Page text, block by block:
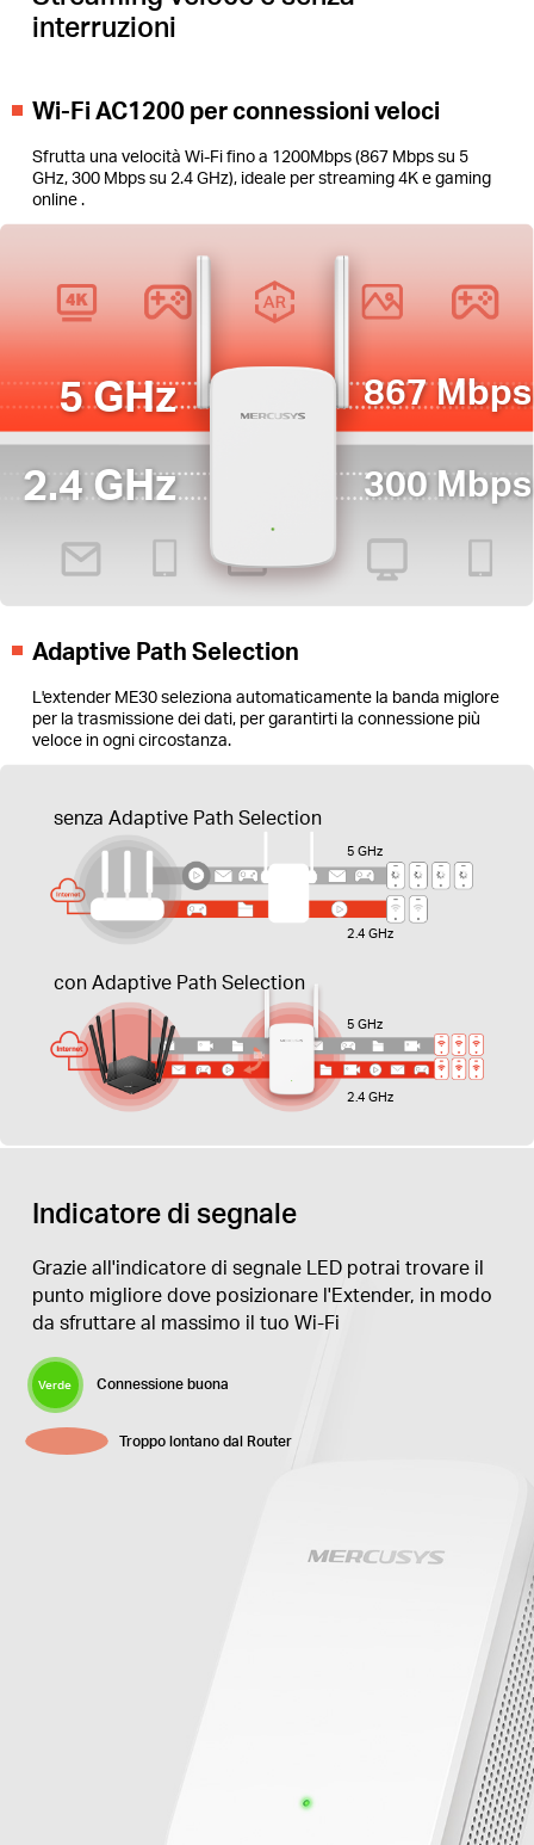
interruzioni
Wi-Fi AC1200 per connessioni veloci
Sfrutta una velocità Wi-Fi fino a 1200Mbps (867 Mbps su 5
GHz, 300 Mbps su 2.4 GHz), ideale per streaming 4K e gaming
online .
5 GHz
2.4 GHz
867 Mbps
300 Mbps
Adaptive Path Selection
L'extender ME30 seleziona automaticamente la banda miglore
per la trasmissione dei dati, per garantirti la connessione più
veloce in ogni circostanza.
senza Adaptive Path Selection
con Adaptive Path Selection
5 GHz
2.4 GHz
5 GHz
2.4 GHz
Indicatore di segnale
Grazie all'indicatore di segnale LED potrai trovare il
punto migliore dove posizionare l'Extender, in modo
da sfruttare al massimo il tuo Wi-Fi
Verde Connessione buona
Arancione Troppo lontano dal Router